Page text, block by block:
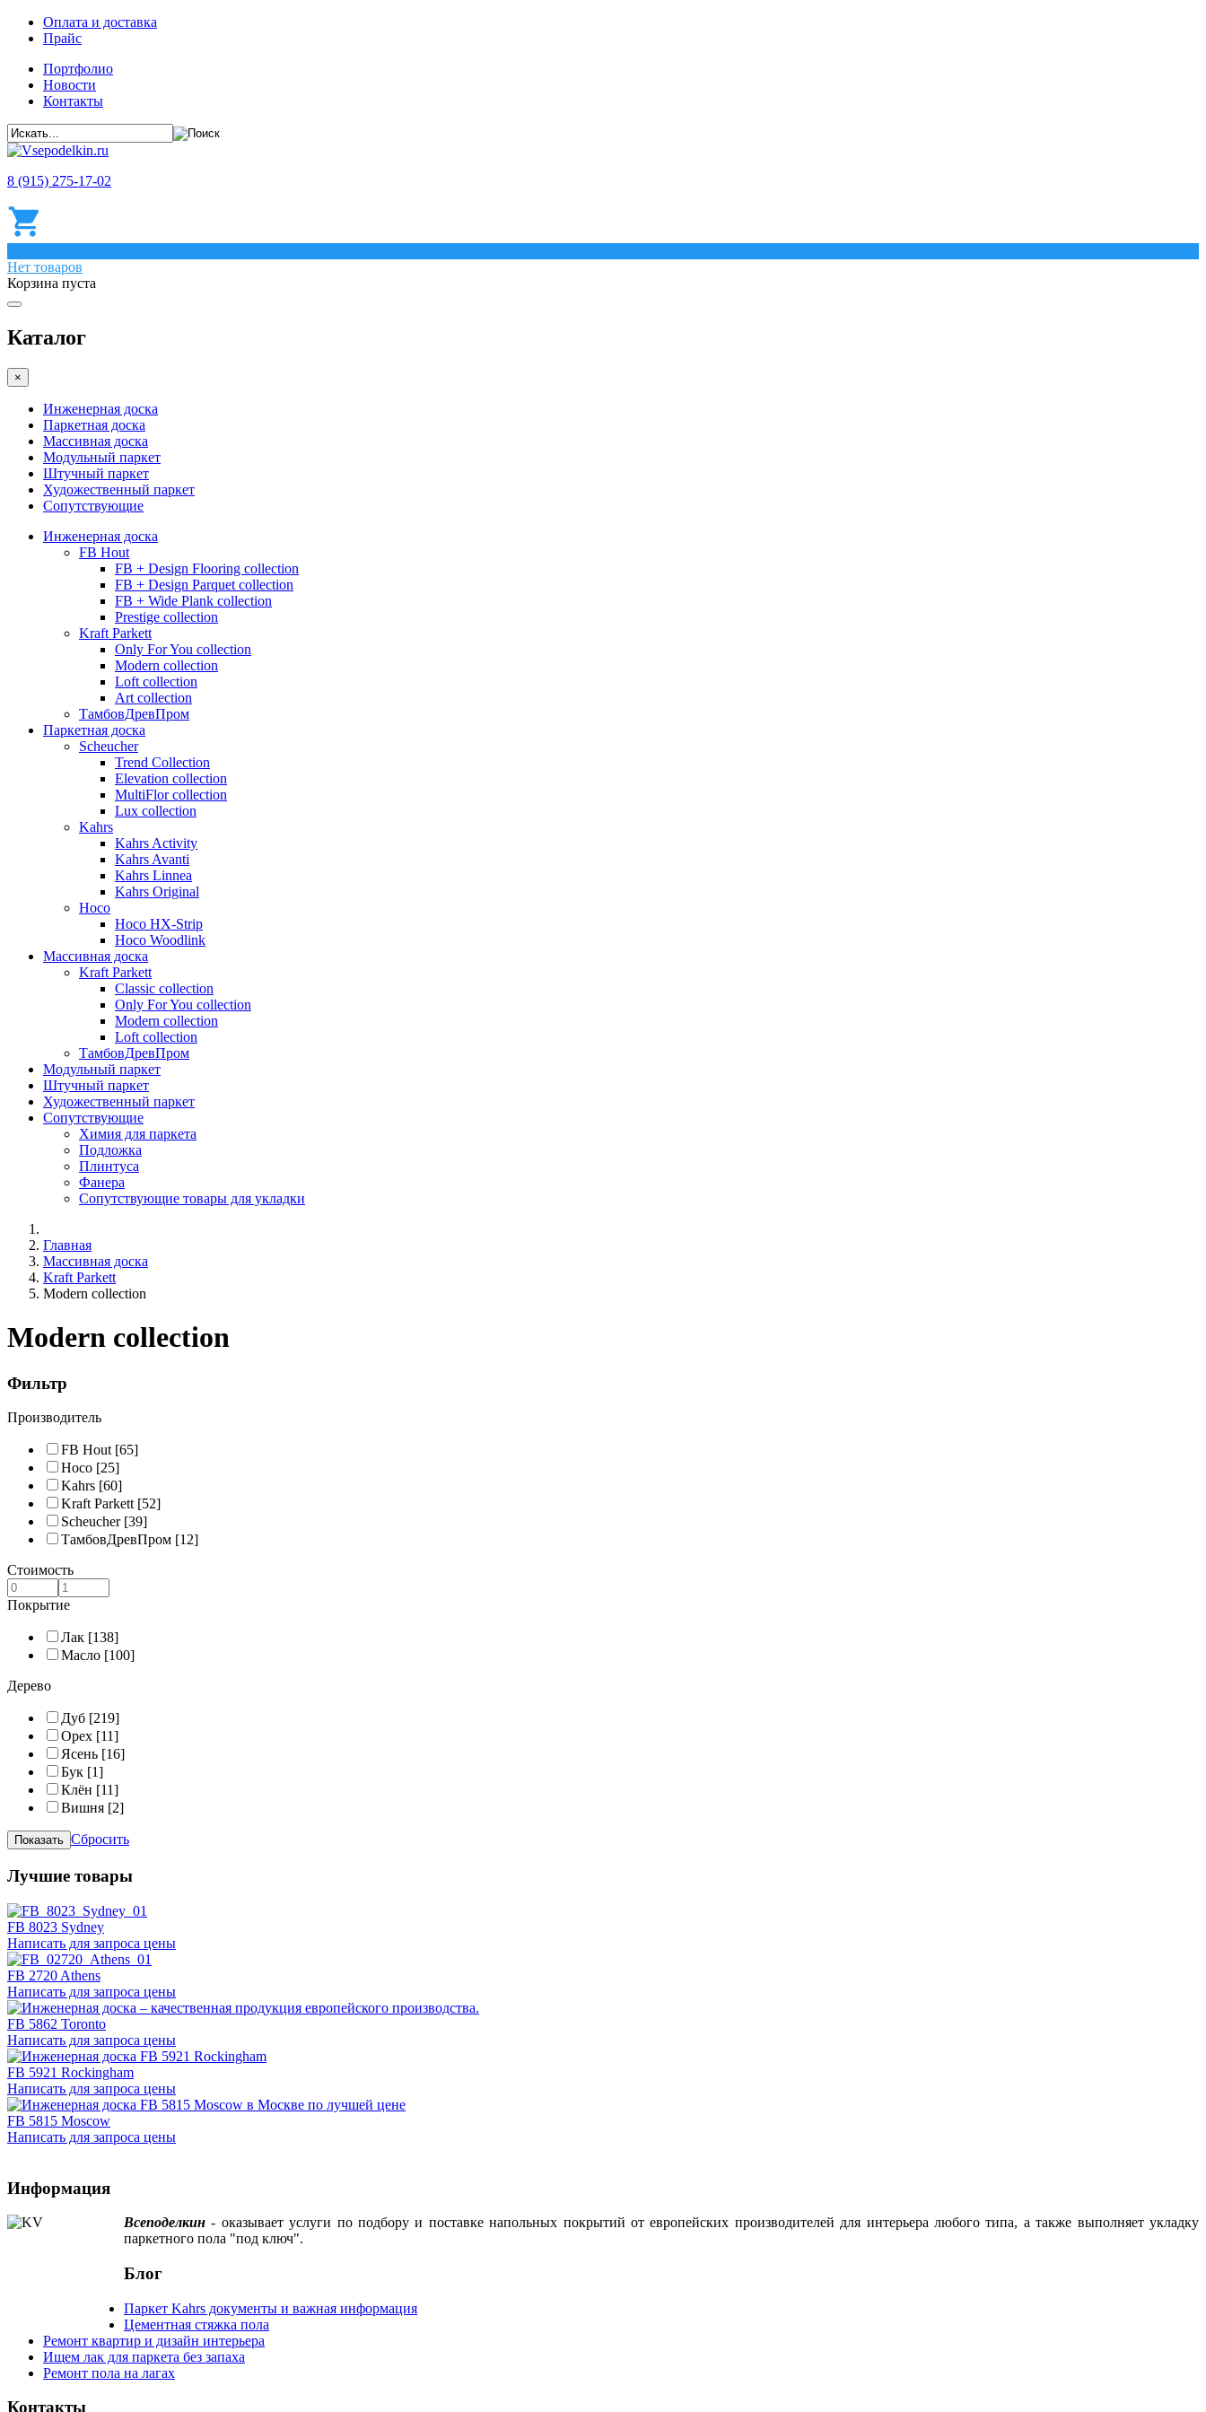
Оплата и доставка
Прайс
Портфолио
Новости
Контакты
8 (915) 275-17-02
Нет товаров
Корзина пуста
Каталог
×
Инженерная доска
Паркетная доска
Массивная доска
Модульный паркет
Штучный паркет
Художественный паркет
Сопутствующие
Инженерная доска
FB Hout
FB + Design Flooring collection
FB + Design Parquet collection
FB + Wide Plank collection
Prestige collection
Kraft Parkett
Only For You collection
Modern collection
Loft collection
Art collection
ТамбовДревПром
Паркетная доска
Scheucher
Trend Collection
Elevation collection
MultiFlor collection
Lux collection
Kahrs
Kahrs Activity
Kahrs Avanti
Kahrs Linnea
Kahrs Original
Hoco
Hoco HX-Strip
Hoco Woodlink
Массивная доска
Kraft Parkett
Classic collection
Only For You collection
Modern collection
Loft collection
ТамбовДревПром
Модульный паркет
Штучный паркет
Художественный паркет
Сопутствующие
Химия для паркета
Подложка
Плинтуса
Фанера
Сопутствующие товары для укладки
Главная
Массивная доска
Kraft Parkett
Modern collection
Modern collection
Фильтр
Производитель
FB Hout[65]
Hoco [25]
Kahrs [60]
Kraft Parkett[52]
Scheucher[39]
ТамбовДревПром [12]
Стоимость
Покрытие
Лак [138]
Масло [100]
Дерево
Дуб [219]
Орех [11]
Ясень [16]
Бук [1]
Клён [11]
Вишня [2]
Сбросить
Лучшие товары
FB 8023 Sydney
Написать для запроса цены
FB 2720 Athens
Написать для запроса цены
FB 5862 Toronto
Написать для запроса цены
FB 5921 Rockingham
Написать для запроса цены
FB 5815 Moscow
Написать для запроса цены
Информация
Всеподелкин - оказывает услуги по подбору и поставке напольных покрытий от европейских производителей для интерьера любого типа, а также выполняет укладку
паркетного пола "под ключ".
Блог
Паркет Kahrs документы и важная информация
Цементная стяжка пола
Ремонт квартир и дизайн интерьера
Ищем лак для паркета без запаха
Ремонт пола на лагах
Контакты